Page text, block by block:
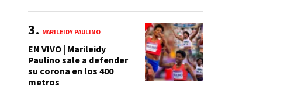
MARILEIDY PAULINO
EN VIVO | Marileidy
Paulino sale a defender
su corona en los 400
metros